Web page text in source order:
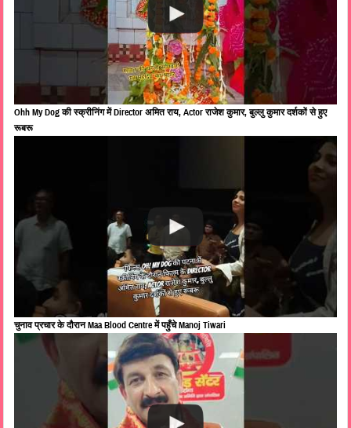
Ohh My Dog की स्क्रीनिंग में Director अमित राय, Actor राजेश कुमार, बुल्लु कुमार दर्शकों से हुए
रूबरू
चुनाव प्रचार के दौरान Maa Blood Centre में पहुँचे Manoj Tiwari